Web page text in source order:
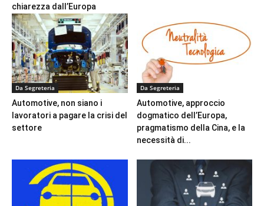
chiarezza dall’Europa
Da Segreteria
Automotive, non siano i
lavoratori a pagare la crisi del
settore
Da Segreteria
Automotive, approccio
dogmatico dell’Europa,
pragmatismo della Cina, e la
necessità di...